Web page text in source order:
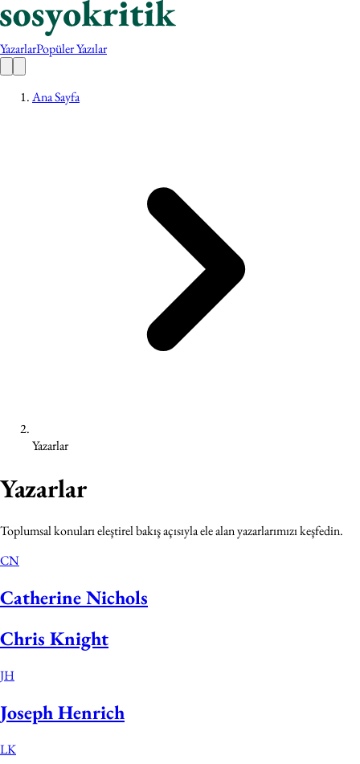
YazarlarPopüler Yazılar
Ana Sayfa
Yazarlar
Yazarlar
Toplumsal konuları eleştirel bakış açısıyla ele alan yazarlarımızı keşfedin.
CN
Catherine Nichols
Chris Knight
JH
Joseph Henrich
LK